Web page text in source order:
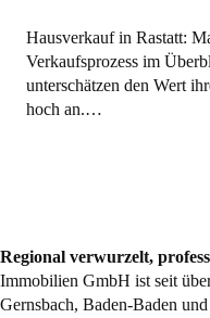
Hausverkauf in Rastatt:
Verkaufsprozess im
unterschätzen den Wert
hoch an.…
Regional verwurzelt,
Immobilien GmbH ist seit
Gernsbach, Baden-Baden